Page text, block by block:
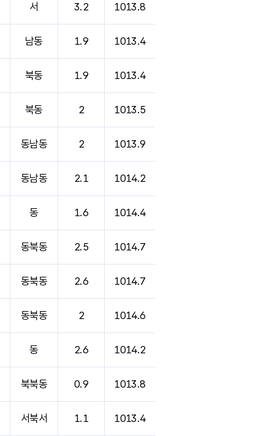
서 3.2 1013.8
남동 1.9 1013.4
북동 1.9 1013.4
북동 2 1013.5
동남동 2 1013.9
동남동 2.1 1014.2
동 1.6 1014.4
동북동 2.5 1014.7
동북동 2.6 1014.7
동북동 2 1014.6
동 2.6 1014.2
북북동 0.9 1013.8
서북서 1.1 1013.4